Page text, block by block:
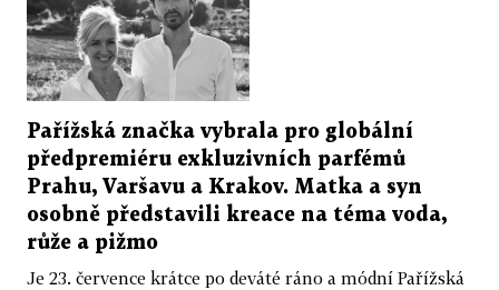
Pařížská značka vybrala pro globální
předpremiéru exkluzivních parfémů
Prahu, Varšavu a Krakov. Matka a syn
osobně představili kreace na téma voda,
růže a pižmo
Je 23. července krátce po deváté ráno a módní Pařížská